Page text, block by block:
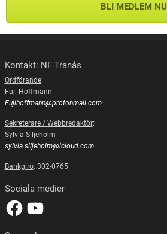
BLI MEDLEM NU
Kontakt: NF Tranås
Ordförande:
Fuji Hoffmann
Fujihoffmann@protonmail.com
Sekreterare / Webbredaktör:
Sylvia Siljeholm
sylvia.siljeholm@icloud.com
Bankgiro: 302-0765
Sociala medier